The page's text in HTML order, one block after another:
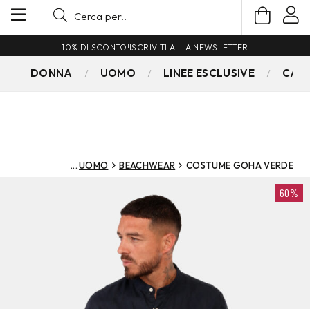
10% DI SCONTO!ISCRIVITI ALLA NEWSLETTER
DONNA UOMO LINEE ESCLUSIVE
UOMO BEACHWEAR COSTUME GOHA VERDE
60%